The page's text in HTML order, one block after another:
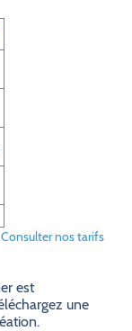
Consulter nos tarifs
est
une